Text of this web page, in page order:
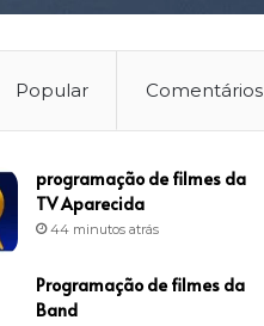
Popular Comentários
programação de filmes da
TV Aparecida
44 minutos atrás
Programação de filmes da
Band